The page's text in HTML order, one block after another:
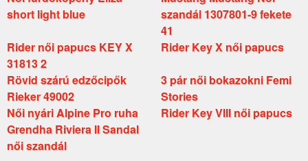
short light blue
szandál 1307801-9 fekete
41
Rider női papucs KEY X
31813 2
Rider Key X női papucs
Rövid szárú edzőcipők
Rieker 49002
3 pár női bokazokni Femi
Stories
Női nyári Alpine Pro ruha
Rider Key VIII női papucs
Grendha Riviera II Sandal
női szandál